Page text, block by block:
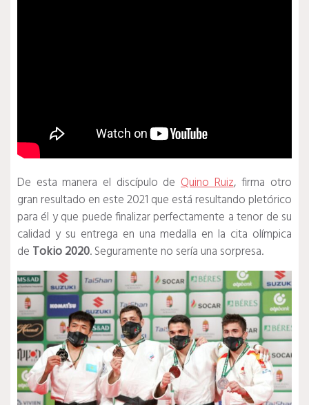
De esta manera el discípulo de Quino Ruiz, firma otro
gran resultado en este 2021 que está resultando pletórico
para él y que puede finalizar perfectamente a tenor de su
calidad y su entrega en una medalla en la cita olímpica
de Tokio 2020. Seguramente no sería una sorpresa.